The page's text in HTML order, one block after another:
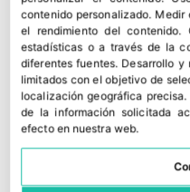
contenido personalizado. Medir
el rendimiento del contenido.
estadísticas o a través de la
diferentes fuentes. Desarrollo y
limitados con el objetivo de
localización geográfica precisa.
de la información solicitada
efecto en nuestra web.